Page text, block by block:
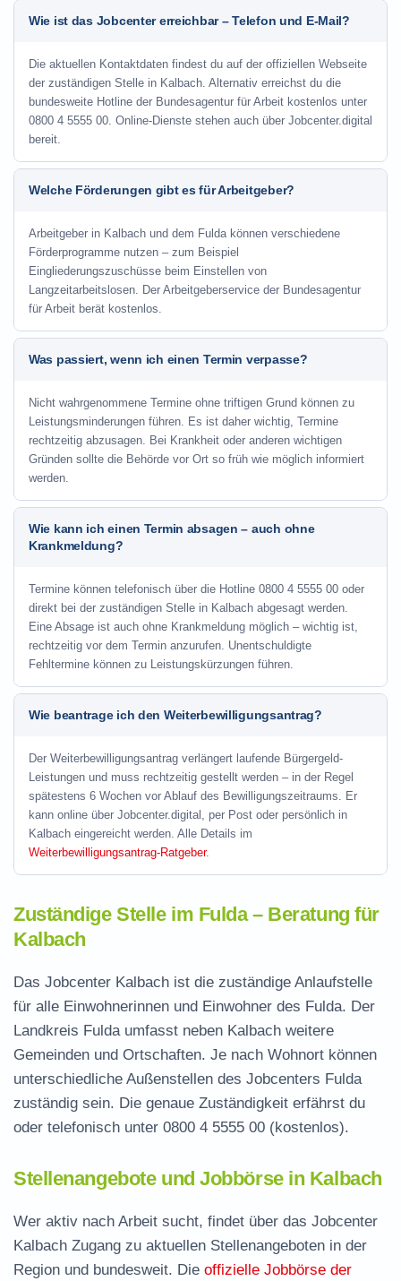
Wie ist das Jobcenter erreichbar – Telefon und E-Mail?
Die aktuellen Kontaktdaten findest du auf der offiziellen Webseite
der zuständigen Stelle in Kalbach. Alternativ erreichst du die
bundesweite Hotline der Bundesagentur für Arbeit kostenlos unter
0800 4 5555 00. Online-Dienste stehen auch über Jobcenter.digital
bereit.
Welche Förderungen gibt es für Arbeitgeber?
Arbeitgeber in Kalbach und dem Fulda können verschiedene
Förderprogramme nutzen – zum Beispiel
Eingliederungszuschüsse beim Einstellen von
Langzeitarbeitslosen. Der Arbeitgeberservice der Bundesagentur
für Arbeit berät kostenlos.
Was passiert, wenn ich einen Termin verpasse?
Nicht wahrgenommene Termine ohne triftigen Grund können zu
Leistungsminderungen führen. Es ist daher wichtig, Termine
rechtzeitig abzusagen. Bei Krankheit oder anderen wichtigen
Gründen sollte die Behörde vor Ort so früh wie möglich informiert
werden.
Wie kann ich einen Termin absagen – auch ohne
Krankmeldung?
Termine können telefonisch über die Hotline 0800 4 5555 00 oder
direkt bei der zuständigen Stelle in Kalbach abgesagt werden.
Eine Absage ist auch ohne Krankmeldung möglich – wichtig ist,
rechtzeitig vor dem Termin anzurufen. Unentschuldigte
Fehltermine können zu Leistungskürzungen führen.
Wie beantrage ich den Weiterbewilligungsantrag?
Der Weiterbewilligungsantrag verlängert laufende Bürgergeld-
Leistungen und muss rechtzeitig gestellt werden – in der Regel
spätestens 6 Wochen vor Ablauf des Bewilligungszeitraums. Er
kann online über Jobcenter.digital, per Post oder persönlich in
Kalbach eingereicht werden. Alle Details im
Weiterbewilligungsantrag-Ratgeber.
Zuständige Stelle im Fulda – Beratung für
Kalbach
Das Jobcenter Kalbach ist die zuständige Anlaufstelle
für alle Einwohnerinnen und Einwohner des Fulda. Der
Landkreis Fulda umfasst neben Kalbach weitere
Gemeinden und Ortschaften. Je nach Wohnort können
unterschiedliche Außenstellen des Jobcenters Fulda
zuständig sein. Die genaue Zuständigkeit erfährst du
oder telefonisch unter 0800 4 5555 00 (kostenlos).
Stellenangebote und Jobbörse in Kalbach
Wer aktiv nach Arbeit sucht, findet über das Jobcenter
Kalbach Zugang zu aktuellen Stellenangeboten in der
Region und bundesweit. Die offizielle Jobbörse der